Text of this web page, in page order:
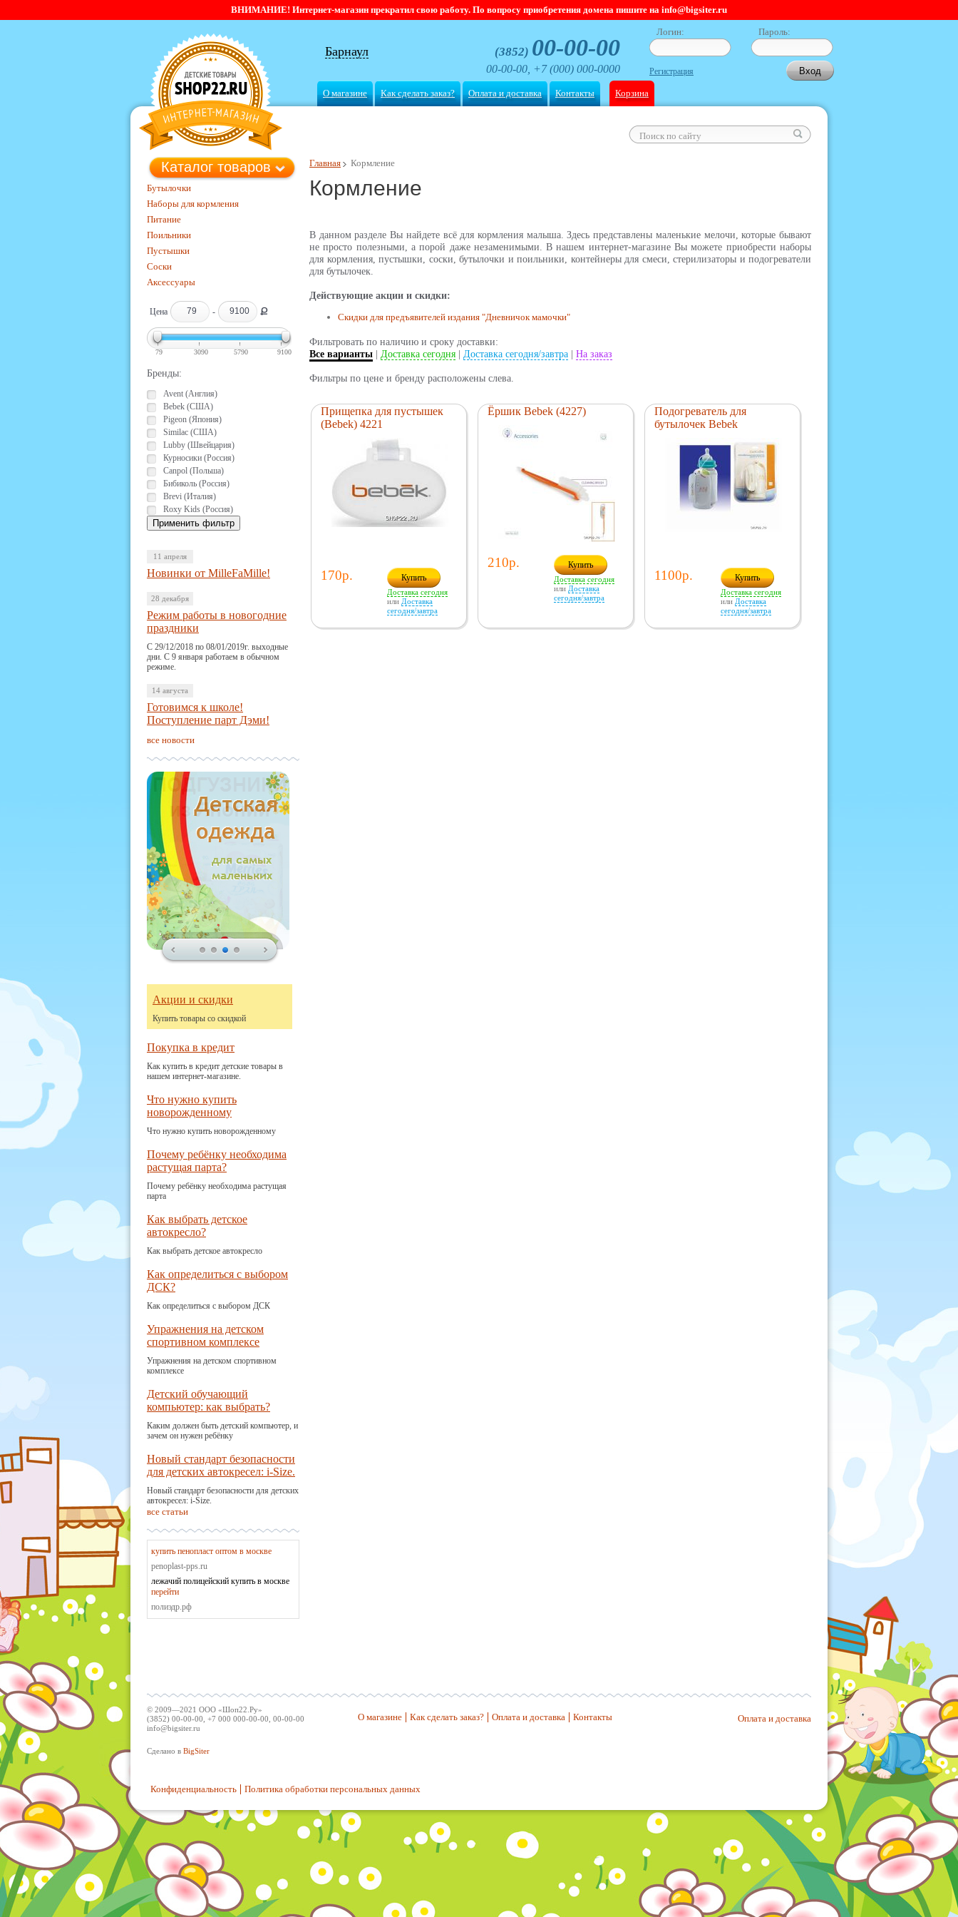
ВНИМАНИЕ! Интернет-магазин прекратил свою работу. По вопросу приобретения домена пишите на info@bigsiter.ru
Барнаул (3852) 00-00-00
00-00-00, +7 (000) 000-0000
Логин: Пароль:
Регистрация
О магазине Как сделать заказ? Оплата и доставка Контакты Корзина
Главная Кормление
Кормление
В данном разделе Вы найдете всё для кормления малыша. Здесь представлены маленькие мелочи, которые бывают
не просто полезными, а порой даже незаменимыми. В нашем интернет-магазине Вы можете приобрести наборы
для кормления, пустышки, соски, бутылочки и поильники, контейнеры для смеси, стерилизаторы и подогреватели
для бутылочек.
Действующие акции и скидки:
Скидки для предъявителей издания "Дневничок мамочки"
Фильтровать по наличию и сроку доставки:
Все варианты
Доставка сегодня Доставка сегодня/завтра На заказ
Фильтры по цене и бренду расположены слева.
Каталог товаров
Бутылочки
Наборы для кормления
Питание
Поильники
Пустышки
Соски
Аксессуары
Цена - Ք
79 3090 5790 9100
Бренды:
Avent (Англия)
Bebek (США)
Pigeon (Япония)
Similac (США)
Lubby (Швейцария)
Курносики (Россия)
Canpol (Польша)
Бибиколь (Россия)
Brevi (Италия)
Roxy Kids (Россия)
11 апреля
Новинки от MilleFaMille!
28 декабря
Режим работы в новогодние
праздники
С 29/12/2018 по 08/01/2019г. выходные
дни. С 9 января работаем в обычном
режиме.
14 августа
Готовимся к школе!
Поступление парт Дэми!
все новости
Акции и скидки
Купить товары со скидкой
Покупка в кредит
Как купить в кредит детские товары в
нашем интернет-магазине.
Что нужно купить
новорожденному
Что нужно купить новорожденному
Почему ребёнку необходима
растущая парта?
Почему ребёнку необходима растущая
парта
Как выбрать детское
автокресло?
Как выбрать детское автокресло
Как определиться с выбором
ДСК?
Как определиться с выбором ДСК
Упражнения на детском
спортивном комплексе
Упражнения на детском спортивном
комплексе
Детский обучающий
компьютер: как выбрать?
Каким должен быть детский компьютер, и
зачем он нужен ребёнку
Новый стандарт безопасности
для детских автокресел: i-Size.
Новый стандарт безопасности для детских
автокресел: i-Size.
все статьи
купить пенопласт оптом в москве
penoplast-pps.ru
лежачий полицейский купить в москве
перейти
полиэдр.рф
Прищепка для пустышек
(Bebek) 4221
170р. Купить
Доставка сегодня
или Доставка
сегодня/завтра
Ёршик Bebek (4227)
210р. Купить
Доставка сегодня
или Доставка
сегодня/завтра
Подогреватель для
бутылочек Bebek
1100р. Купить
Доставка сегодня
или Доставка
сегодня/завтра
© 2009—2021 ООО «Шоп22.Ру»
(3852) 00-00-00, +7 000 000-00-00, 00-00-00
info@bigsiter.ru
Сделано в BigSiter
О магазине Как сделать заказ? Оплата и доставка Контакты Оплата и доставка
Конфиденциальность Политика обработки персональных данных